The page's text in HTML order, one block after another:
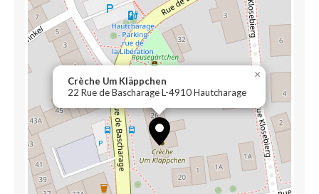
Crèche Um Kläppchen
22 Rue de Bascharage L-4910 Hautcharage
×